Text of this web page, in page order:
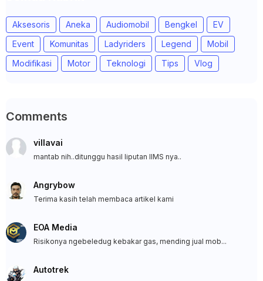
Aksesoris Aneka Audiomobil Bengkel
EV
Event
Komunitas Ladyriders Legend
Mobil
Modifikasi
Motor Teknologi Tips Vlog
Comments
villavai
mantab nih..ditunggu hasil liputan IIMS nya..
Angrybow
Terima kasih telah membaca artikel kami
EOA Media
Risikonya ngebeledug kebakar gas, mending jual mob...
Autotrek